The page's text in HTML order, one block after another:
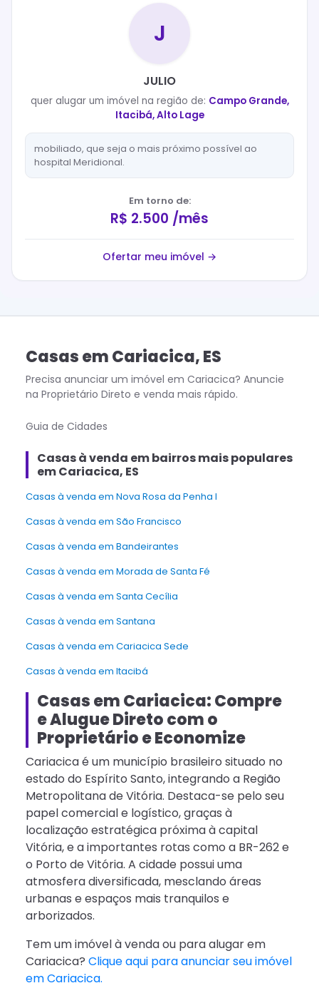
J
JULIO
quer alugarum imóvel na região de: Campo Grande,
Itacibá, Alto Lage
mobiliado, que seja o mais próximo possível ao
hospital Meridional.
Em torno de:
R$ 2.500 /mês
Ofertar meu imóvel →
CasasemCariacica,ES
Precisa anunciar um imóvel em Cariacica? Anuncie
na Proprietário Direto e venda mais rápido.
Guia de Cidades
Casas à venda em bairros mais populares
em Cariacica, ES
Casas à venda em Nova Rosa da Penha I
Casas à venda em São Francisco
Casas à venda em Bandeirantes
Casas à venda em Morada de Santa Fé
Casas à venda em Santa Cecília
Casas à venda em Santana
Casas à venda em Cariacica Sede
Casas à venda em Itacibá
Casas em Cariacica: Compre
e Alugue Direto com o
Proprietário e Economize
Cariacica é um município brasileiro situado no
estado do Espírito Santo, integrando a Região
Metropolitana de Vitória. Destaca-se pelo seu
papel comercial e logístico, graças à
localização estratégica próxima à capital
Vitória, e a importantes rotas como a BR-262 e
o Porto de Vitória. A cidade possui uma
atmosfera diversificada, mesclando áreas
urbanas e espaços mais tranquilos e
arborizados.
Tem um imóvel à venda ou para alugar em
Cariacica? Clique aqui para anunciar seu imóvel
em Cariacica.